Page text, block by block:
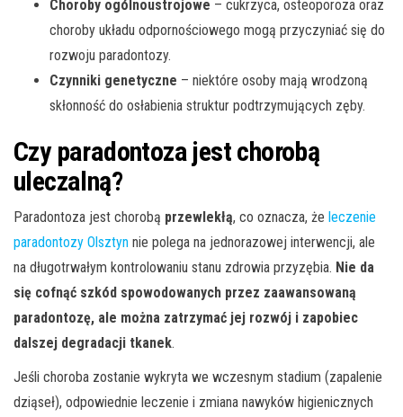
Choroby ogólnoustrojowe – cukrzyca, osteoporoza oraz
choroby układu odpornościowego mogą przyczyniać się do
rozwoju paradontozy.
Czynniki genetyczne – niektóre osoby mają wrodzoną
skłonność do osłabienia struktur podtrzymujących zęby.
Czy paradontoza jest chorobą
uleczalną?
Paradontoza jest chorobą przewlekłą, co oznacza, że leczenie
paradontozy Olsztyn nie polega na jednorazowej interwencji, ale
na długotrwałym kontrolowaniu stanu zdrowia przyzębia. Nie da
się cofnąć szkód spowodowanych przez zaawansowaną
paradontozę, ale można zatrzymać jej rozwój i zapobiec
dalszej degradacji tkanek.
Jeśli choroba zostanie wykryta we wczesnym stadium (zapalenie
dziąseł), odpowiednie leczenie i zmiana nawyków higienicznych